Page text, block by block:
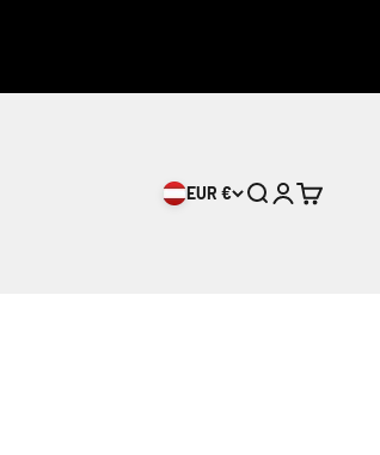
EUR € SucheAnmelden